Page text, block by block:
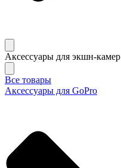
Аксессуары для экшн-камер
Все товары
Аксессуары для GoPro